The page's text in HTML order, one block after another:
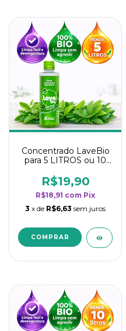
Concentrado LaveBio
para 5 LITROS ou 10
rendimento da
categoria - Neutro
R$19,90
R$18,91 com Pix
3 x de R$6,63 sem juros